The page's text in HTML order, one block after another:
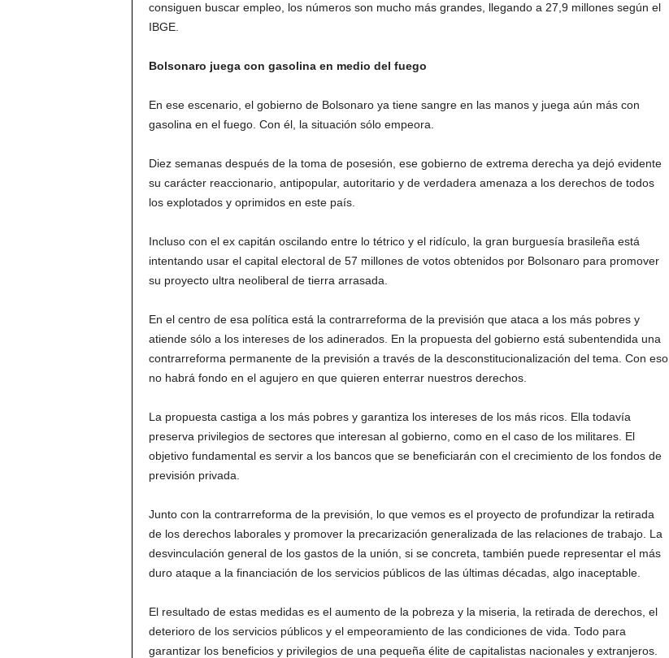
consiguen buscar empleo, los números son mucho más grandes, llegando a 27,9 millones según el
IBGE.
Bolsonaro juega con gasolina en medio del fuego
En ese escenario, el gobierno de Bolsonaro ya tiene sangre en las manos y juega aún más con
gasolina en el fuego. Con él, la situación sólo empeora.
Diez semanas después de la toma de posesión, ese gobierno de extrema derecha ya dejó evidente
su carácter reaccionario, antipopular, autoritario y de verdadera amenaza a los derechos de todos
los explotados y oprimidos en este país.
Incluso con el ex capitán oscilando entre lo tétrico y el ridículo, la gran burguesía brasileña está
intentando usar el capital electoral de 57 millones de votos obtenidos por Bolsonaro para promover
su proyecto ultra neoliberal de tierra arrasada.
En el centro de esa política está la contrarreforma de la previsión que ataca a los más pobres y
atiende sólo a los intereses de los adinerados. En la propuesta del gobierno está subentendida una
contrarreforma permanente de la previsión a través de la desconstitucionalización del tema. Con eso
no habrá fondo en el agujero en que quieren enterrar nuestros derechos.
La propuesta castiga a los más pobres y garantiza los intereses de los más ricos. Ella todavía
preserva privilegios de sectores que interesan al gobierno, como en el caso de los militares. El
objetivo fundamental es servir a los bancos que se beneficiarán con el crecimiento de los fondos de
previsión privada.
Junto con la contrarreforma de la previsión, lo que vemos es el proyecto de profundizar la retirada
de los derechos laborales y promover la precarización generalizada de las relaciones de trabajo. La
desvinculación general de los gastos de la unión, si se concreta, también puede representar el más
duro ataque a la financiación de los servicios públicos de las últimas décadas, algo inaceptable.
El resultado de estas medidas es el aumento de la pobreza y la miseria, la retirada de derechos, el
deterioro de los servicios públicos y el empeoramiento de las condiciones de vida. Todo para
garantizar los beneficios y privilegios de una pequeña élite de capitalistas nacionales y extranjeros.